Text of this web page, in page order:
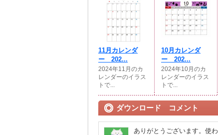
11月カレンダ
ー 202...
2024年11月のカ
レンダーのイラス
トで...
10月カレンダ
ー 202...
2024年10月のカ
レンダーのイラス
トで...
ダウンロード コメント
ありがとうございます。使